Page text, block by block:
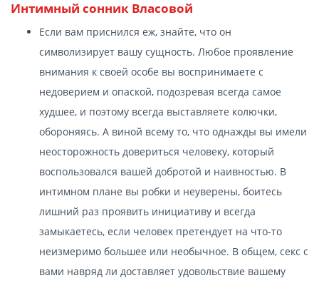
Интимный сонник Власовой
Если вам приснился еж, знайте, что он
символизирует вашу сущность. Любое проявление
внимания к своей особе вы воспринимаете с
недоверием и опаской, подозревая всегда самое
худшее, и поэтому всегда выставляете колючки,
обороняясь. А виной всему то, что однажды вы имели
неосторожность довериться человеку, который
воспользовался вашей добротой и наивностью. В
интимном плане вы робки и неуверены, боитесь
лишний раз проявить инициативу и всегда
замыкаетесь, если человек претендует на что-то
неизмеримо большее или необычное. В общем, секс с
вами навряд ли доставляет удовольствие вашему